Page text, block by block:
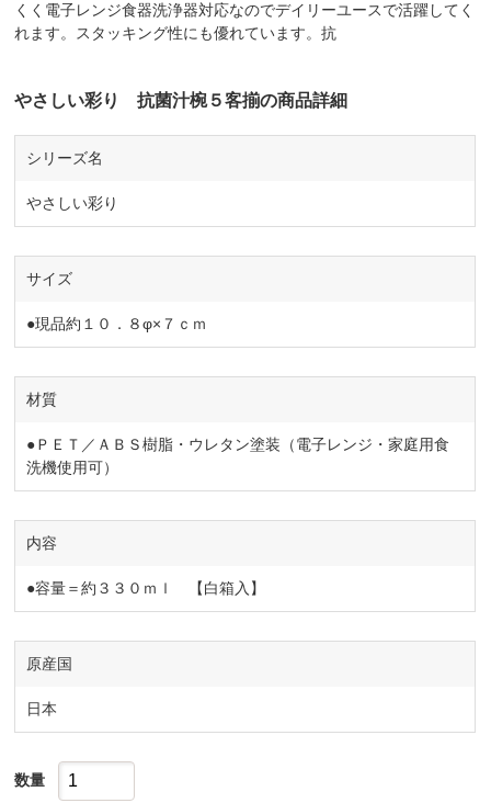
くく電子レンジ食器洗浄器対応なのでデイリーユースで活躍してく
れます。スタッキング性にも優れています。抗
やさしい彩り 抗菌汁椀５客揃の商品詳細
シリーズ名
やさしい彩り
サイズ
●現品約１０．８φ×７ｃｍ
材質
●ＰＥＴ／ＡＢＳ樹脂・ウレタン塗装（電子レンジ・家庭用食
洗機使用可）
内容
●容量＝約３３０ｍｌ 【白箱入】
原産国
日本
数量